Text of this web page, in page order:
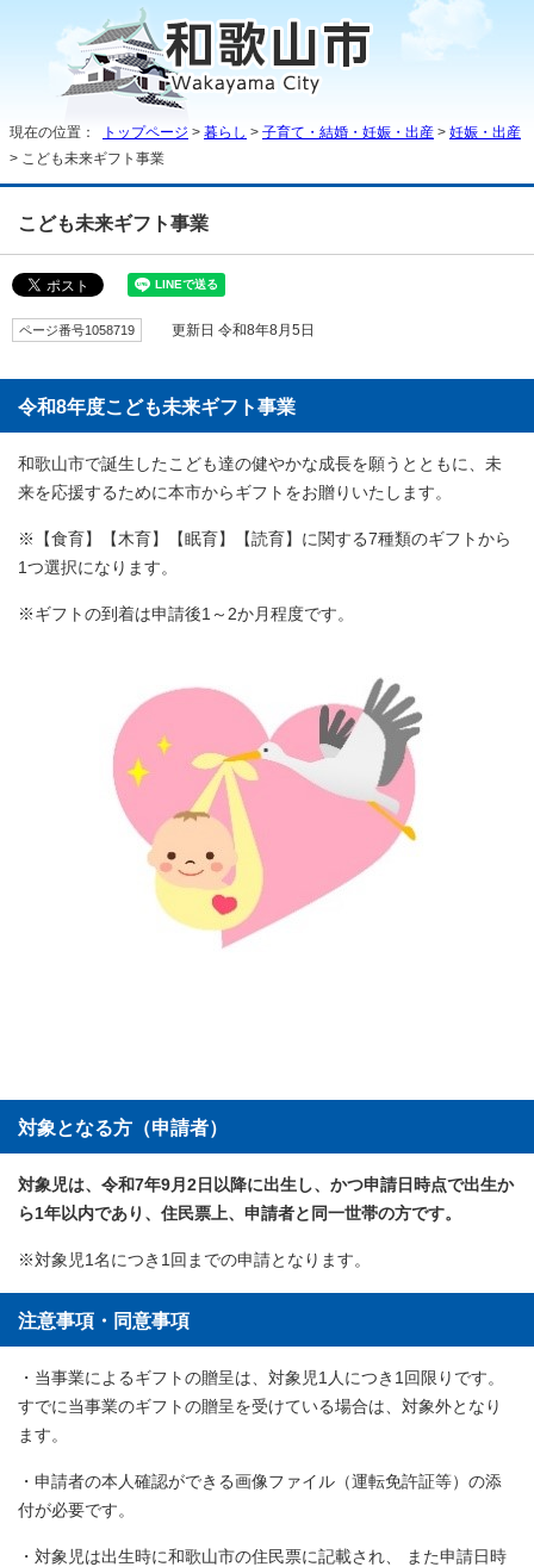
現在の位置： トップページ > 暮らし > 子育て・結婚・妊娠・出産 > 妊娠・出産
> こども未来ギフト事業
こども未来ギフト事業
ページ番号1058719 更新日 令和8年8月5日
令和8年度こども未来ギフト事業
和歌山市で誕生したこども達の健やかな成長を願うとともに、未
来を応援するために本市からギフトをお贈りいたします。
※【食育】【木育】【眠育】【読育】に関する7種類のギフトから
1つ選択になります。
※ギフトの到着は申請後1～2か月程度です。
対象となる方（申請者）
対象児は、令和7年9月2日以降に出生し、かつ申請日時点で出生か
ら1年以内であり、住民票上、申請者と同一世帯の方です。
※対象児1名につき1回までの申請となります。
注意事項・同意事項
・当事業によるギフトの贈呈は、対象児1人につき1回限りです。
すでに当事業のギフトの贈呈を受けている場合は、対象外となり
ます。
・申請者の本人確認ができる画像ファイル（運転免許証等）の添
付が必要です。
・対象児は出生時に和歌山市の住民票に記載され、 また申請日時